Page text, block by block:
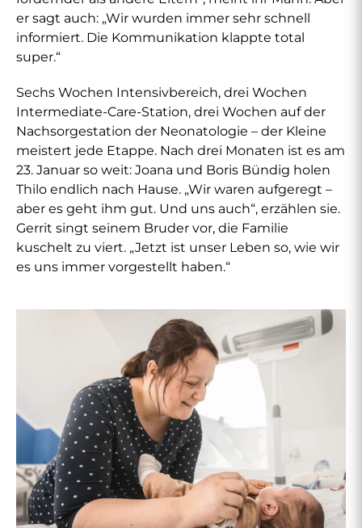
er sagt auch: „Wir wurden immer sehr schnell
informiert. Die Kommunikation klappte total
super.“
Sechs Wochen Intensivbereich, drei Wochen
Intermediate-Care-Station, drei Wochen auf der
Nachsorgestation der Neonatologie – der Kleine
meistert jede Etappe. Nach drei Monaten ist es am
23. Januar so weit: Joana und Boris Bündig holen
Thilo endlich nach Hause. „Wir waren aufgeregt –
aber es geht ihm gut. Und uns auch“, erzählen sie.
Gerrit singt seinem Bruder vor, die Familie
kuschelt zu viert. „Jetzt ist unser Leben so, wie wir
es uns immer vorgestellt haben.“